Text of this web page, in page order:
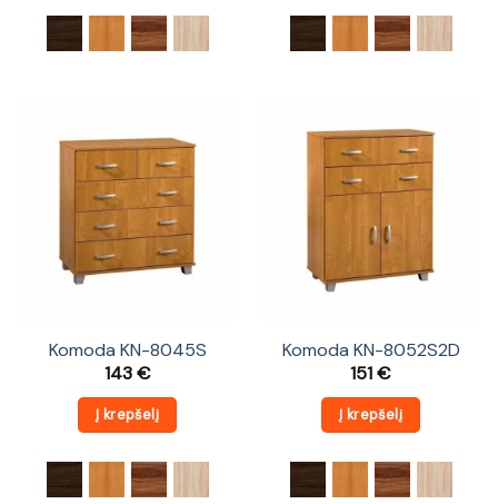
Komoda KN-8045S
143€
Į krepšelį
Komoda KN-8052S2D
151€
Į krepšelį